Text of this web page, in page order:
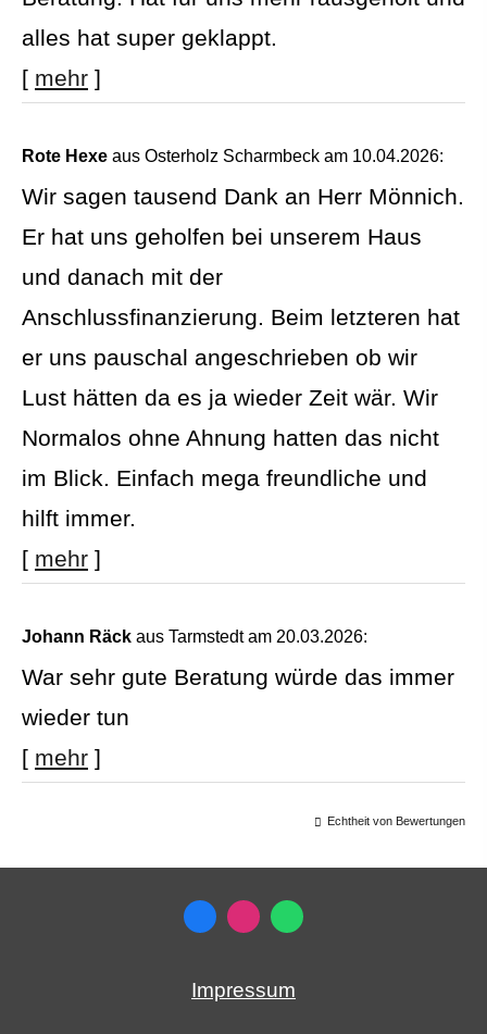
alles hat super geklappt.
[ mehr ]
Rote Hexe aus Osterholz Scharmbeck am 10.04.2026:
Wir sagen tausend Dank an Herr Mönnich.
Er hat uns geholfen bei unserem Haus
und danach mit der
Anschlussfinanzierung. Beim letzteren hat
er uns pauschal angeschrieben ob wir
Lust hätten da es ja wieder Zeit wär. Wir
Normalos ohne Ahnung hatten das nicht
im Blick. Einfach mega freundliche und
hilft immer.
[ mehr ]
Johann Räck aus Tarmstedt am 20.03.2026:
War sehr gute Beratung würde das immer
wieder tun
[ mehr ]
Echtheit von Bewertungen
Impressum